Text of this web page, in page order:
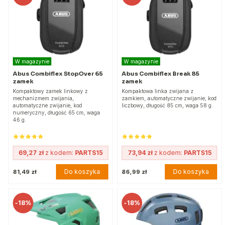
W magazynie
Abus Combiflex StopOver 65
zamek
Kompaktowy zamek linkowy z
mechanizmem zwijania,
automatyczne zwijanie, kod
numeryczny, długość 65 cm, waga
46 g.
69,27 złz kodem: PARTS15
81,49 zł Do koszyka
W magazynie
Abus Combiflex Break 85
zamek
Kompaktowa linka zwijana z
zamkiem, automatyczne zwijanie, kod
liczbowy, długość 85 cm, waga 58 g.
73,94 złz kodem: PARTS15
86,99 zł Do koszyka
-18% -18%